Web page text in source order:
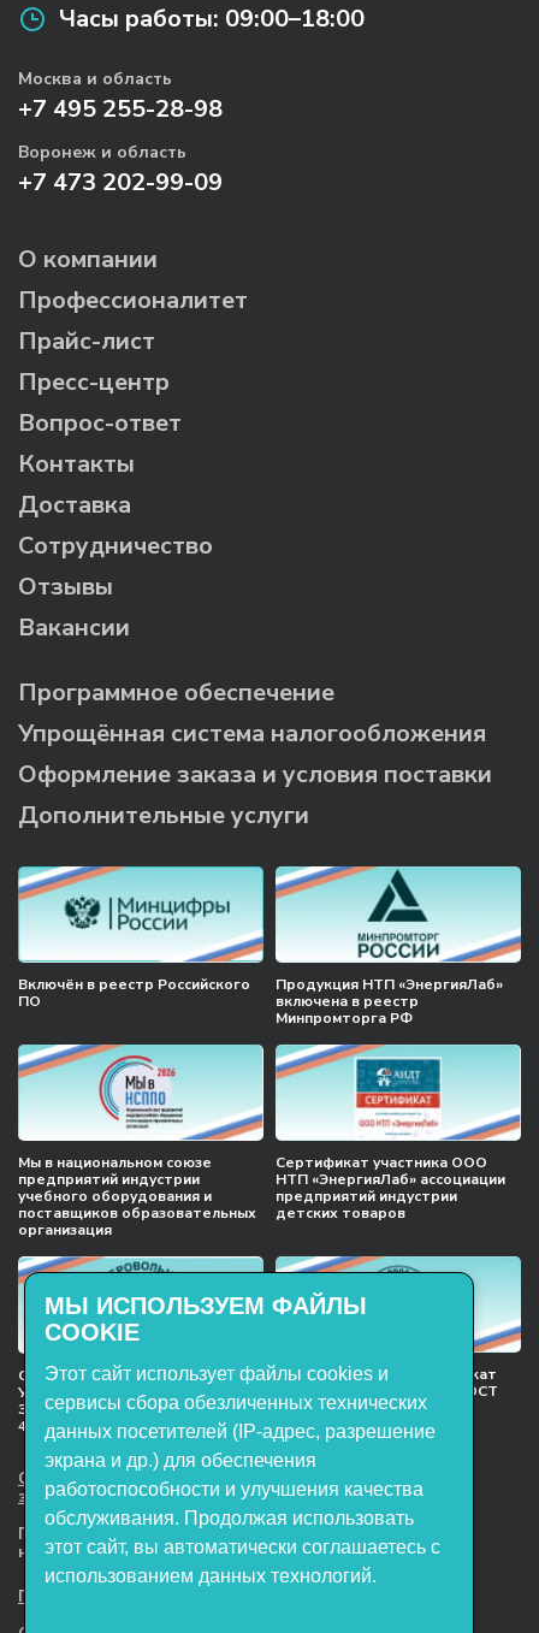
Часы работы: 09:00–18:00
Москва и область
+7 495 255-28-98
Воронеж и область
+7 473 202-99-09
О компании
Профессионалитет
Прайс-лист
Пресс-центр
Вопрос-ответ
Контакты
Доставка
Сотрудничество
Отзывы
Вакансии
Программное обеспечение
Упрощённая система налогообложения
Оформление заказа и условия поставки
Дополнительные услуги
Включён в реестр Российского
ПО
Продукция НТП «ЭнергияЛаб»
включена в реестр
Минпромторга РФ
Мы в национальном союзе
предприятий индустрии
учебного оборудования и
поставщиков образовательных
организация
Сертификат участника ООО
НТП «ЭнергияЛаб» ассоциации
предприятий индустрии
детских товаров
Сертификат соответствия
Учебное оборудование, марки
ЭнергияЛаб ТУ 32.99.53–001–
47627947–2021 Серийный выпуск
Международный сертификат
менеджмента качества ГОСТ
ISO 9001:2015
ООО НТП «ЭнергияЛаб». Все права
защищены.
Представленная на сайте информация
не является публичной офертой
Пользовательское соглашение
МЫ ИСПОЛЬЗУЕМ ФАЙЛЫ
COOKIE
Этот сайт использует файлы cookies и
сервисы сбора обезличенных технических
данных посетителей (IP-адрес, разрешение
экрана и др.) для обеспечения
работоспособности и улучшения качества
обслуживания. Продолжая использовать
этот сайт, вы автоматически соглашаетесь с
использованием данных технологий.